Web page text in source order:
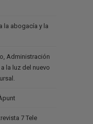
la abogacía y la
Administración
la luz del nuevo
7 Tele